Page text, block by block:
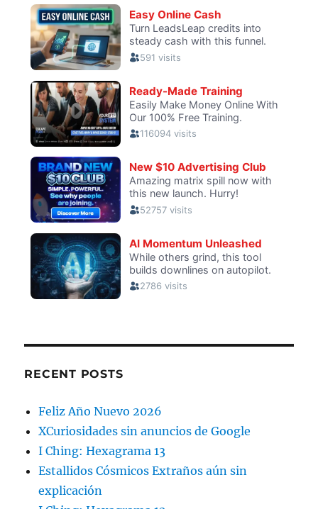
RECENT POSTS
Feliz Año Nuevo 2026
XCuriosidades sin anuncios de Google
I Ching: Hexagrama 13
Estallidos Cósmicos Extraños aún sin
explicación